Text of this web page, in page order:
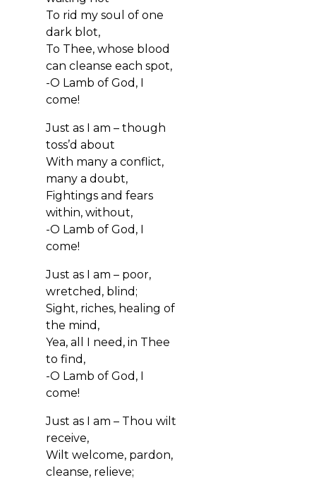
To rid my soul of one
dark blot,
To Thee, whose blood
can cleanse each spot,
-O Lamb of God, I
come!
Just as I am – though
toss’d about
With many a conflict,
many a doubt,
Fightings and fears
within, without,
-O Lamb of God, I
come!
Just as I am – poor,
wretched, blind;
Sight, riches, healing of
the mind,
Yea, all I need, in Thee
to find,
-O Lamb of God, I
come!
Just as I am – Thou wilt
receive,
Wilt welcome, pardon,
cleanse, relieve;